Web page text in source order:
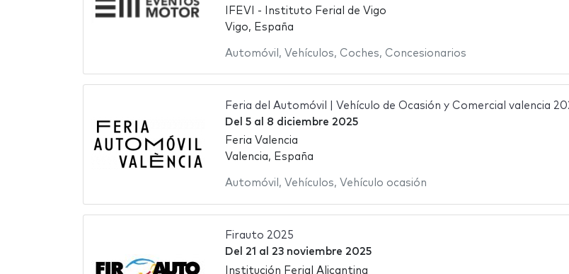
IFEVI - Instituto Ferial de Vigo
Vigo, España
Automóvil , Vehículos, Coches, Concesionarios
Feria del Automóvil | Vehículo de Ocasión y Comercial valencia
Del 5al 8 diciembre 2025
Feria Valencia
Valencia, España
Automóvil , Vehículos, Vehículo ocasión
Firauto 2025
Del 21 al 23 noviembre 2025
Institución Ferial Alicantina